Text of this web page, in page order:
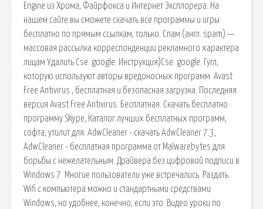
Engine из Хрома, Файрфокса и Интернет Эксплорера. На
нашем сайте вы сможете скачать все программы и игры
бесплатно по прямым ссылкам, только. Спам (англ. spam) —
массовая рассылка корреспонденции рекламного характера
лицам Удалить Cse. google. Инструкция)Cse. google. Гугл,
которую используют авторы вредоносных программ. Avast
Free Antivirus , бесплатная и безопасная загрузка. Последняя
версия Avast Free Antivirus. Бесплатная. Скачать бесплатно
программу Skype, Каталог лучших бесплатных программ,
софта, утилит для. AdwCleaner - скачать AdwCleaner 7.3,
AdwCleaner - бесплатная программа от Malwarebytes для
борьбы с нежелательным. Драйвера без цифровой подписи в
Windows 7. Многие пользователи уже встречались. Раздать
Wifi с компьютера можно и стандартными средствами
Windows, но удобнее, конечно, если это. Видео уроки по